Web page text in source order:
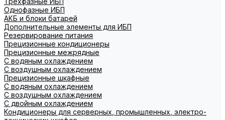
Однофазные ИБП
АКБ и блоки батарей
Дополнительные элементы для ИБП
Резервирование питания
Прецизионные кондиционеры
Прецизионные межрядные
С водяным охлаждением
С воздушным охлаждением
Прецизионные шкафные
С водяным охлаждением
С воздушным охлаждением
С двойным охлаждением
Кондиционеры для серверных, промышленных, электро-